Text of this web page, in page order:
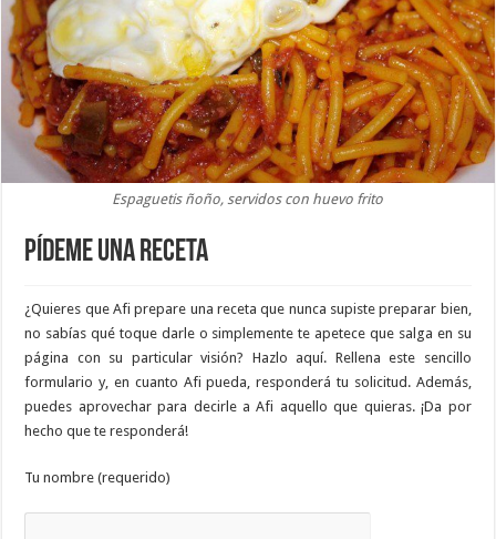
Espaguetis ñoño, servidos con huevo frito
Pídeme una receta
¿Quieres que Afi prepare una receta que nunca supiste preparar bien,
no sabías qué toque darle o simplemente te apetece que salga en su
página con su particular visión? Hazlo aquí. Rellena este sencillo
formulario y, en cuanto Afi pueda, responderá tu solicitud. Además,
puedes aprovechar para decirle a Afi aquello que quieras. ¡Da por
hecho que te responderá!
Tu nombre (requerido)